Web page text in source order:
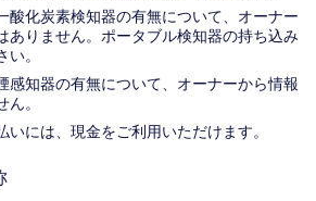
酸化炭素検知器の有無について、オーナー
ありません。ポータブル検知器の持ち込み
。
感知器の有無について、オーナーから情報
。
いには、現金をご利用いただけます。